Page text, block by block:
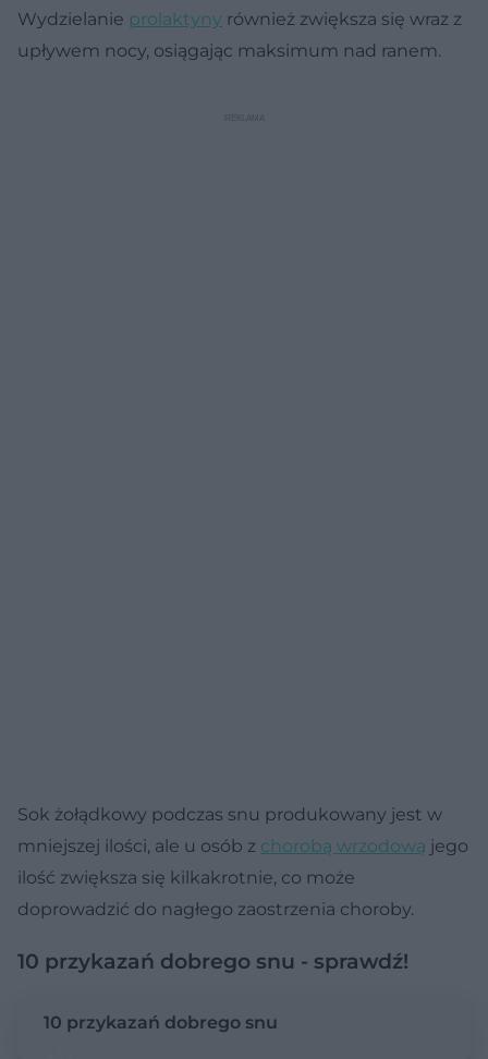
Wydzielanie prolaktyny również zwiększa się wraz z
upływem nocy, osiągając maksimum nad ranem.
Sok żołądkowy podczas snu produkowany jest w
mniejszej ilości, ale u osób z chorobą wrzodową jego
ilość zwiększa się kilkakrotnie, co może
doprowadzić do nagłego zaostrzenia choroby.
10 przykazań dobrego snu - sprawdź!
10 przykazań dobrego snu